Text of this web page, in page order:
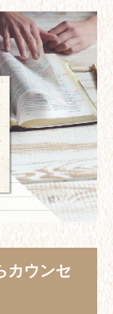
カウンセ